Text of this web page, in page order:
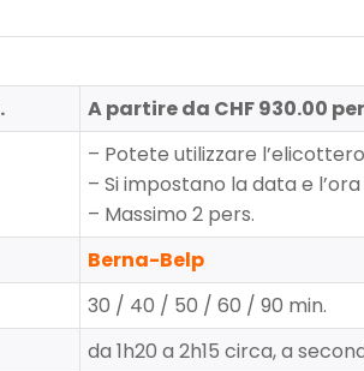
A partire da CHF 930.00
– Potete utilizzare
– Si impostano la data e
– Massimo 2 pers.
Berna-Belp
30 / 40 / 50 / 60 / 90 min.
da 1h20 a 2h15 circa, a